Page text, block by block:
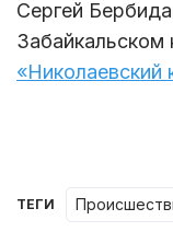
Сергей
Забайкальском
«Николаевский
ТЕГИ